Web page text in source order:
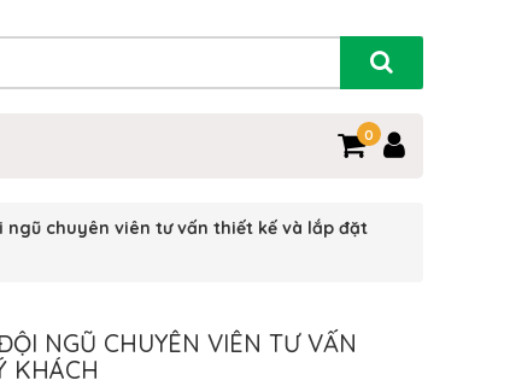
0
chuyên viên tư vấn thiết kế và lắp đặt
NGŨ CHUYÊN VIÊN TƯ VẤN
KHÁCH